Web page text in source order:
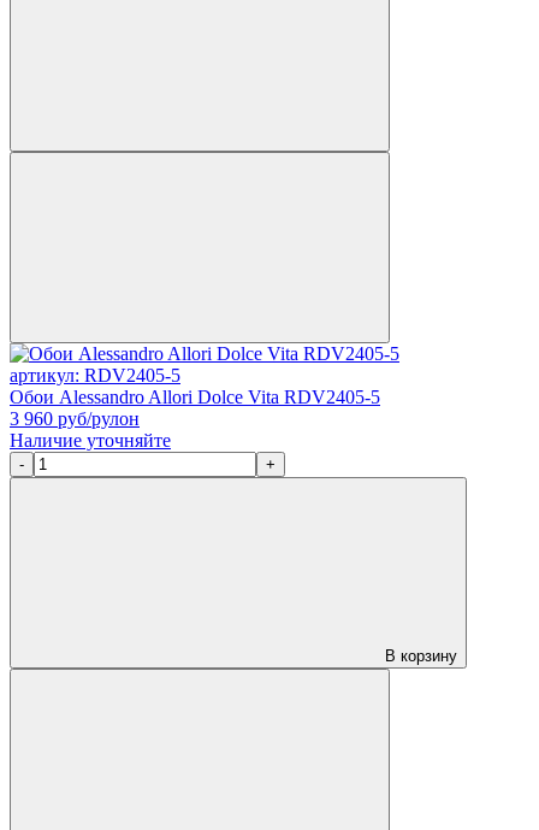
артикул: RDV2405-5
Обои Alessandro Allori Dolce Vita RDV2405-5
3 960 руб/рулон
Наличие уточняйте
- +
В корзину